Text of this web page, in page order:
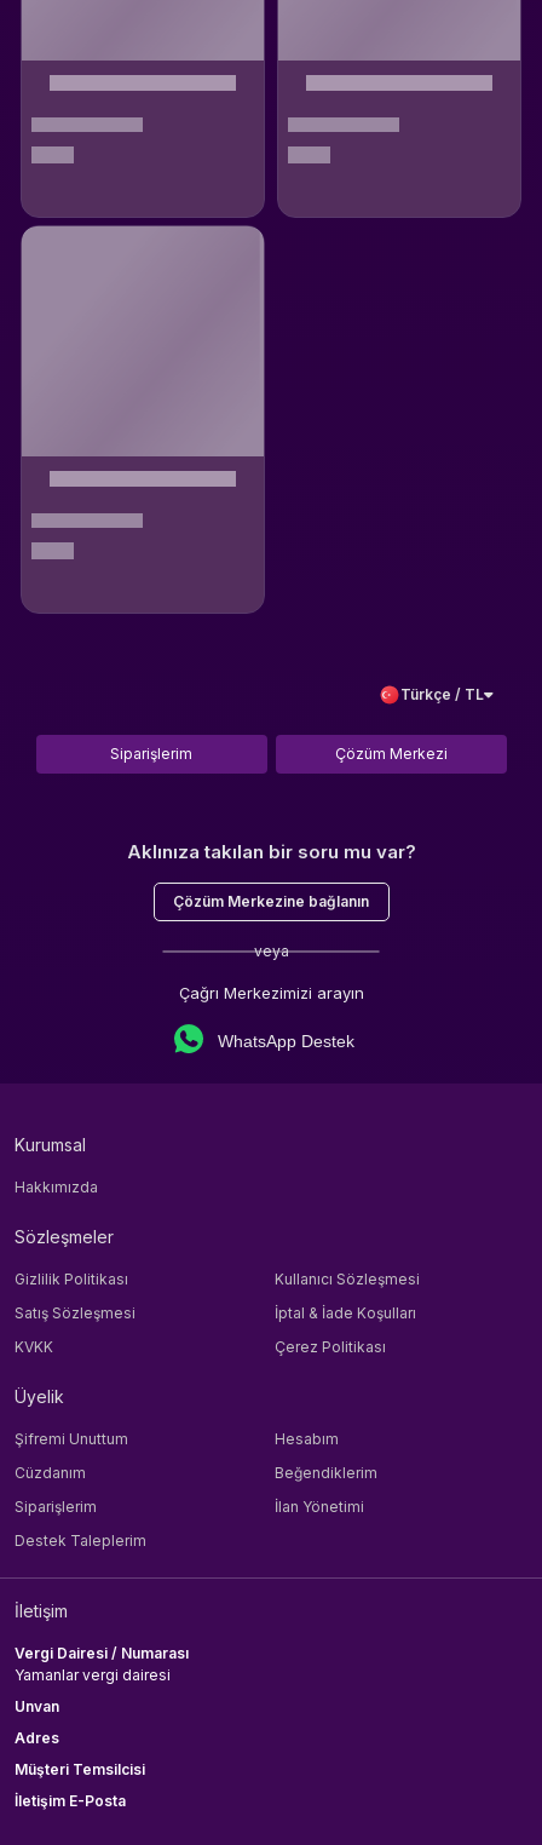
Türkçe / TL
Siparişlerim Çözüm Merkezi
Aklınıza takılan bir soru mu var?
Çözüm Merkezine bağlanın
veya
Çağrı Merkezimizi arayın
WhatsApp Destek
Kurumsal
Hakkımızda
Sözleşmeler
Gizlilik Politikası
Kullanıcı Sözleşmesi
Satış Sözleşmesi
İptal & İade Koşulları
KVKK
Çerez Politikası
Üyelik
Şifremi Unuttum
Hesabım
Cüzdanım
Beğendiklerim
Siparişlerim
İlan Yönetimi
Destek Taleplerim
İletişim
Vergi Dairesi / Numarası
Yamanlar vergi dairesi
Unvan
Adres
Müşteri Temsilcisi
İletişim E-Posta